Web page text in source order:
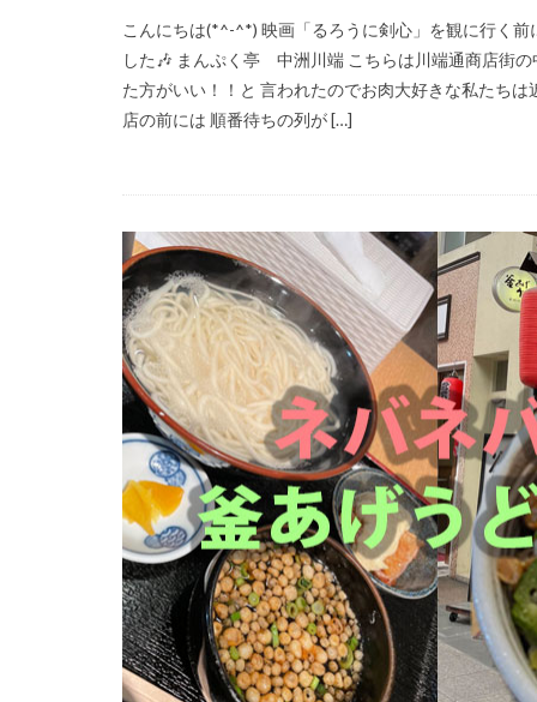
こんにちは(*^-^*) 映画「るろうに剣心」を観に行く
した🎶 まんぷく亭 中洲川端 こちらは川端通商店街
た方がいい！！と 言われたのでお肉大好きな私たち
店の前には 順番待ちの列が […]